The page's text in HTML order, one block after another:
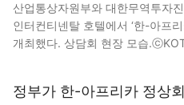
산업통상자원부와 대한무역투자
인터컨티넨탈 호텔에서 ‘한-아프
개최했다. 상담회 현장 모습
정부가 한-아프리카 정상